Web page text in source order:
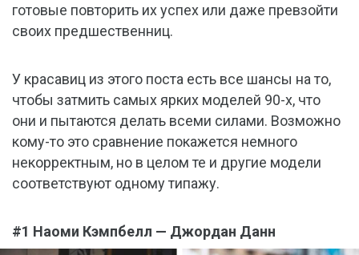
готовые повторить их успех или даже превзойти
своих предшественниц.
У красавиц из этого поста есть все шансы на то,
чтобы затмить самых ярких моделей 90-х, что
они и пытаются делать всеми силами. Возможно
кому-то это сравнение покажется немного
некорректным, но в целом те и другие модели
соответствуют одному типажу.
#1 Наоми Кэмпбелл — Джордан Данн